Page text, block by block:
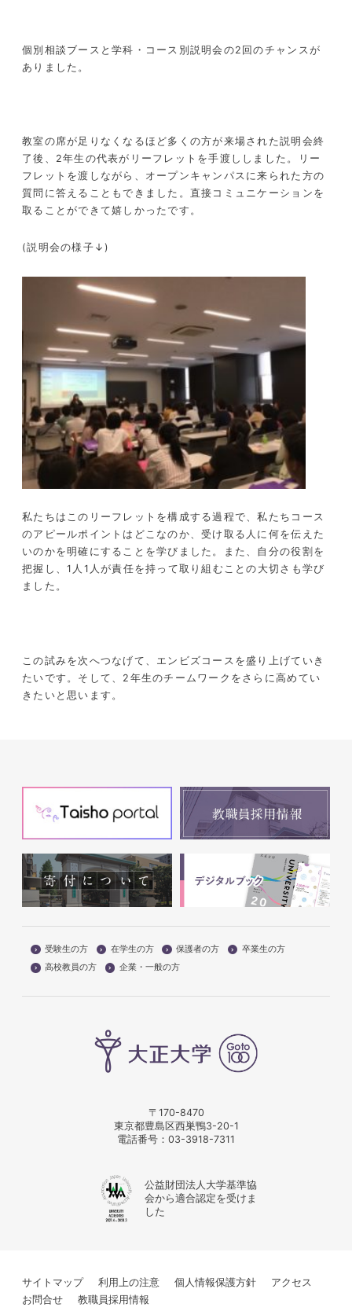
個別相談ブースと学科・コース別説明会の2回のチャンスが
ありました。
教室の席が足りなくなるほど多くの方が来場された説明会終
了後、2年生の代表がリーフレットを手渡ししました。リー
フレットを渡しながら、オープンキャンパスに来られた方の
質問に答えることもできました。直接コミュニケーションを
取ることができて嬉しかったです。
(説明会の様子↓)
私たちはこのリーフレットを構成する過程で、私たちコース
のアピールポイントはどこなのか、受け取る人に何を伝えた
いのかを明確にすることを学びました。また、自分の役割を
把握し、1人1人が責任を持って取り組むことの大切さも学び
ました。
この試みを次へつなげて、エンビズコースを盛り上げていき
たいです。そして、2年生のチームワークをさらに高めてい
きたいと思います。
受験生の方 在学生の方 保護者の方
卒業生の方
高校教員の方
企業・一般の方
〒170-8470
東京都豊島区西巣鴨3-20-1
電話番号： 03-3918-7311
公益財団法人大学基準協
会から適合認定を受けま
した
サイトマップ 利用上の注意 個人情報保護方針
アクセス
お問合せ
教職員採用情報